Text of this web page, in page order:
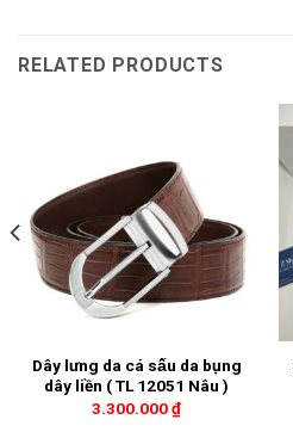
RELATED PRODUCTS
Dây lưng da cá sấu da bụng
dây liền ( TL 12051 Nâu )
3.300.000₫